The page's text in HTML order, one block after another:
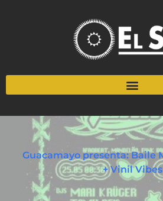
Guacamayo presenta: Baile Mad - Eletrofunk!
+ Vinil Vibes